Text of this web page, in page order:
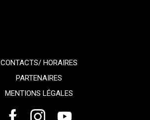
CONTACTS/ HORAIRES
PARTENAIRES
MENTIONS LÉGALES